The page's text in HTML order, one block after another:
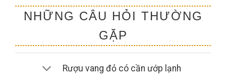
NHỮNG CÂU HỎI THƯỜNG
GẶP
Rượu vang đỏ có cần ướp lạnh